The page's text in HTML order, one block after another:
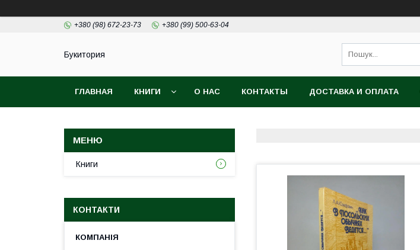
+380 (98) 672-23-73 +380 (99) 500-63-04
Букитория
ГЛАВНАЯ КНИГИ О НАС КОНТАКТЫ ДОСТАВКА И ОПЛАТА
Книги
КОНТАКТИ